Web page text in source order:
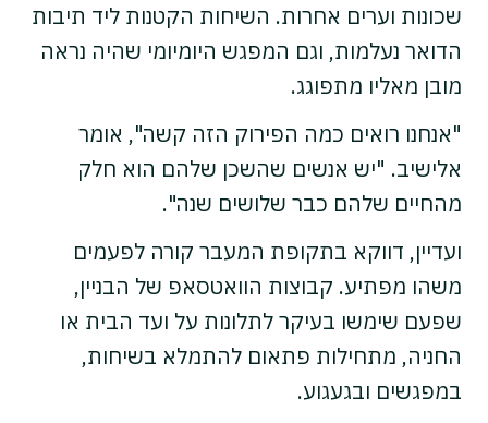
שכונות וערים אחרות. השיחות הקטנות ליד תיבות
הדואר נעלמות, וגם המפגש היומיומי שהיה נראה
מובן מאליו מתפוגג.
"אנחנו רואים כמה הפירוק הזה קשה", אומר
אלישיב. "יש אנשים שהשכן שלהם הוא חלק
מהחיים שלהם כבר שלושים שנה".
ועדיין, דווקא בתקופת המעבר קורה לפעמים
משהו מפתיע. קבוצות הוואטסאפ של הבניין,
שפעם שימשו בעיקר לתלונות על ועד הבית או
החניה, מתחילות פתאום להתמלא בשיחות,
במפגשים ובגעגוע.